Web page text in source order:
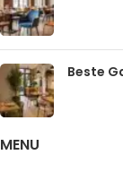
Beste
MENU